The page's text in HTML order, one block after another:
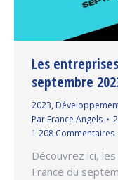
Les
septembre
2023,
Par France Angels
1 208 Commentaires
Découvrez ici,
France du